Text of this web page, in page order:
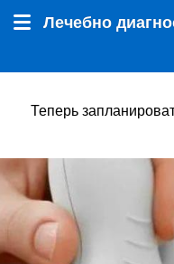
Лечебно
Теперь